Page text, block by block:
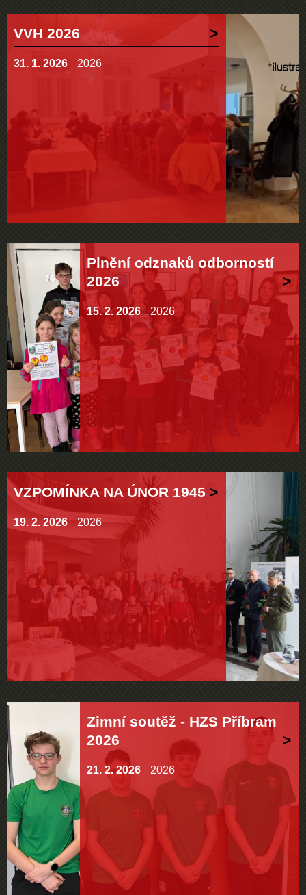
VVH 2026
31. 1. 2026 2026
Plnění odznaků odborností
2026
15. 2. 2026 2026
VZPOMÍNKA NA ÚNOR 1945
19. 2. 2026 2026
Zimní soutěž - HZS Příbram
2026
21. 2. 2026 2026